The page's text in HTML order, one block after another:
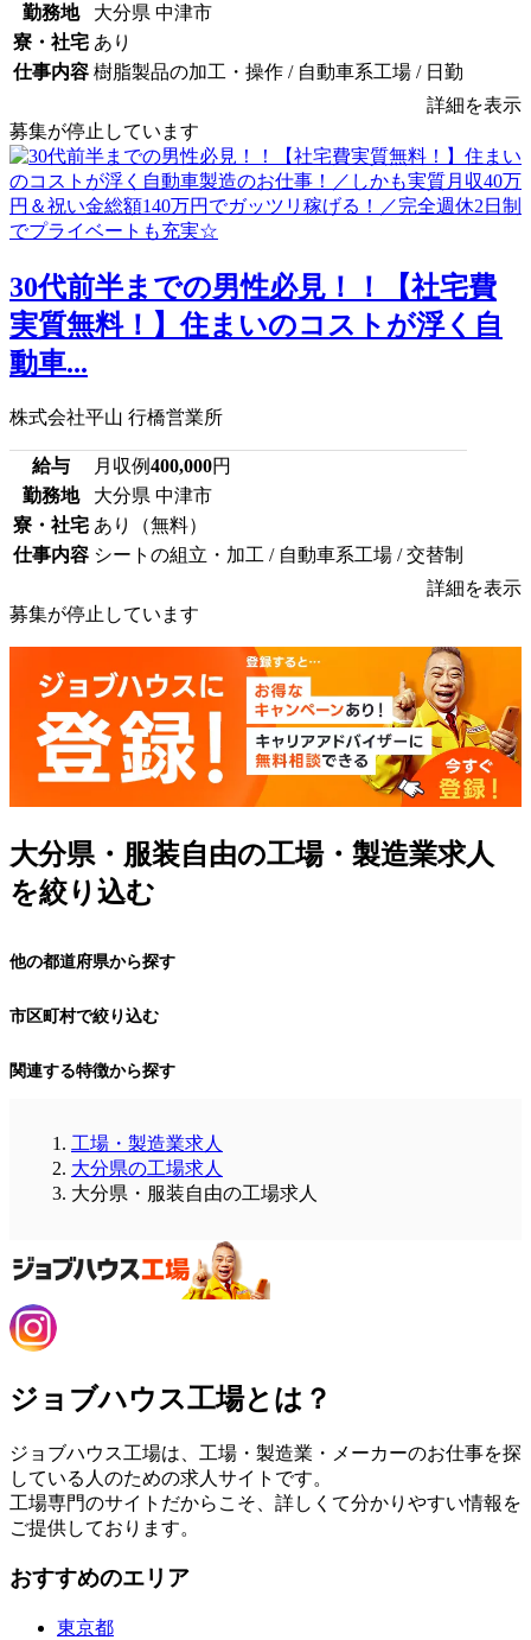
勤務地
大分県 中津市
寮・社宅 あり
仕事内容 樹脂製品の加工・操作 / 自動車系工場 / 日勤
詳細を表示
募集が停止しています
30代前半までの男性必見！！【社宅費
実質無料！】住まいのコストが浮く自
動車...
株式会社平山 行橋営業所
給与 月収例400,000円
勤務地
大分県 中津市
寮・社宅 あり（無料）
仕事内容 シートの組立・加工 / 自動車系工場 / 交替制
詳細を表示
募集が停止しています
大分県・服装自由の工場・製造業求人
を絞り込む
他の都道府県から探す
市区町村で絞り込む
関連する特徴から探す
工場・製造業求人
大分県の工場求人
大分県・服装自由の工場求人
ジョブハウス工場とは？
ジョブハウス工場は、工場・製造業・メーカーのお仕事を探
している人のための求人サイトです。
工場専門のサイトだからこそ、詳しくて分かりやすい情報を
ご提供しております。
おすすめのエリア
東京都